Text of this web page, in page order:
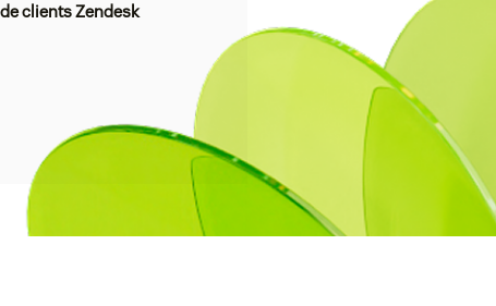
clients Zendesk